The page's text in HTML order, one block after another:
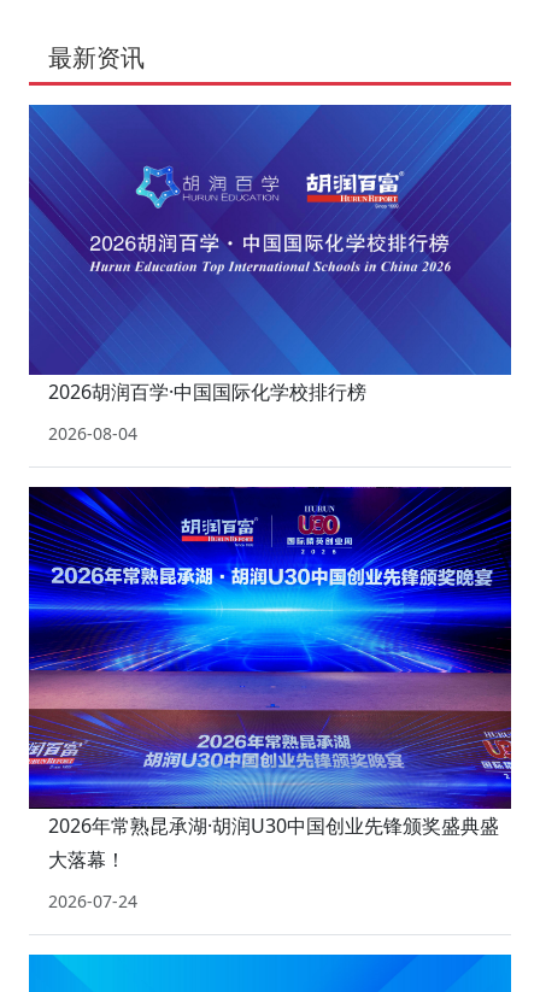
最新资讯
2026胡润百学·中国国际化学校排行榜
2026-08-04
2026年常熟昆承湖·胡润U30中国创业先锋颁奖盛典盛
大落幕！
2026-07-24